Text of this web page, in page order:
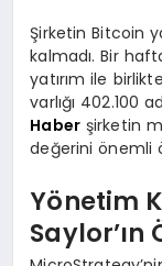
Şirketin Bitcoin
kalmadı. Bir
yatırım ile
varlığı 402.100
Haberşirketin
değerini önemli
Yönetim
Saylor’ın